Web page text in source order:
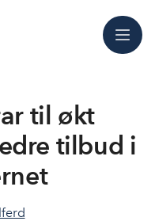
Meny
til økt
tilbud i